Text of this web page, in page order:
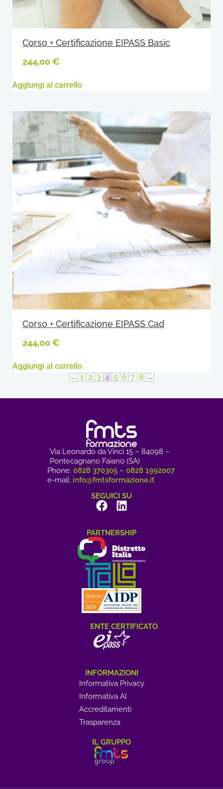
Corso + Certificazione EIPASS Basic
244,00 €
Aggiungi al carrello
Corso + Certificazione EIPASS Cad
244,00 €
Aggiungi al carrello
← 1 2 3 4 5 6 7 8 →
Via Leonardo da Vinci 15 – 84098 –
Pontecagnano Faiano (SA)
Phone: 0828 370305 – 0828 1992007
e-mail: info@fmtsformazione.it
SEGUICI SU
PARTNERSHIP
ENTE CERTIFICATO
INFORMAZIONI
Informativa Privacy
Informativa AI
Accreditamenti
Trasparenza
IL GRUPPO